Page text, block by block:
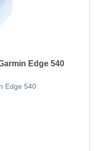
Edge 540
Edge 540